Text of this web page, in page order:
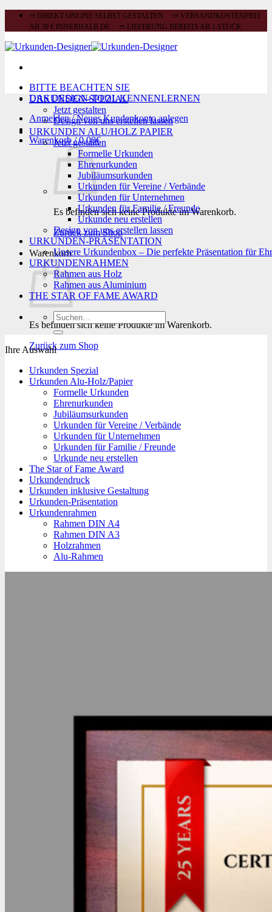
Zum
➱ DIREKT ONLINE SELBST GESTALTEN ➱ VERSANDKOSTENFREI
AB 39 € INNERHALB DE ➱ LIEFERUNG BEREITS AB 1 STÜCK
BITTE BEACHTEN SIE
DAS DESIGN-TOOL KENNENLERNEN
Anmelden / Neues Kundenkonto anlegen
Warenkorb /0,00€
Es befinden sich keine Produkte im Warenkorb.
Zurück zum Shop
Warenkorb
Es befinden sich keine Produkte im Warenkorb.
Zurück zum Shop
URKUNDEN-SPEZIAL
Jetzt gestalten
Design von uns erstellen lassen
URKUNDEN ALU/HOLZ PAPIER
Jetzt gestalten
Formelle Urkunden
Ehrenurkunden
Jubiläumsurkunden
Urkunden für Vereine / Verbände
Urkunden für Unternehmen
Urkunden für Familie / Freunde
Urkunde neu erstellen
Design von uns erstellen lassen
URKUNDEN-PRÄSENTATION
Unsere Urkundenbox – Die perfekte Präsentation für
URKUNDENRAHMEN
Rahmen aus Holz
Rahmen aus Aluminium
THE STAR OF FAME AWARD
Suchen
nach:
Ihre Auswahl
Urkunden Spezial
Urkunden Alu-Holz/Papier
Formelle Urkunden
Ehrenurkunden
Jubiläumsurkunden
Urkunden für Vereine / Verbände
Urkunden für Unternehmen
Urkunden für Familie / Freunde
Urkunde neu erstellen
The Star of Fame Award
Urkundendruck
Urkunden inklusive Gestaltung
Urkunden-Präsentation
Urkundenrahmen
Rahmen DIN A4
Rahmen DIN A3
Holzrahmen
Alu-Rahmen